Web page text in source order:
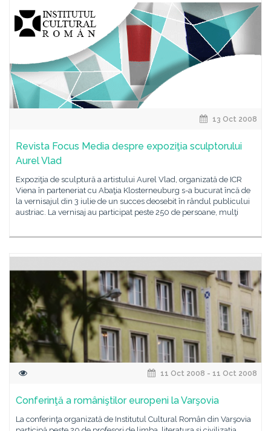
13 Oct 2008
Revista Focus Media despre expoziţia sculptorului
Aurel Vlad
Expoziţia de sculptură a artistului Aurel Vlad, organizată de ICR
Viena în parteneriat cu Abaţia Klosterneuburg s-a bucurat încă de
la vernisajul din 3 iulie de un succes deosebit în rândul publicului
austriac. La vernisaj au participat peste 250 de persoane, mulţi
11 Oct 2008 - 11 Oct 2008
Conferinţă a româniştilor europeni la Varşovia
La conferinţa organizată de Institutul Cultural Român din Varşovia